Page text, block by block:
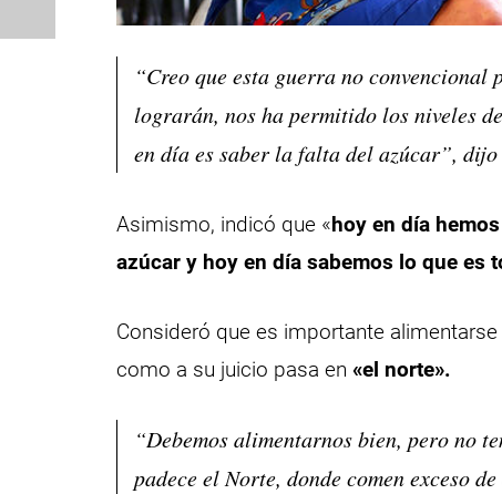
“Creo que esta guerra no
lograrán, nos ha permitido los niveles
en día es saber la falta del azúcar”,
Asimismo, indicó que «hoy en día
azúcar y hoy en día sabemos lo que es
Consideró que es importante
como a su juicio pasa en «el norte».
“Debemos alimentarnos bien, pero no
padece el Norte, donde comen exceso